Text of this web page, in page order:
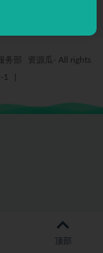
务部
资源瓜- All rights
1
顶部